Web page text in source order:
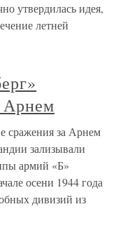
утвердилась идея,
летней
Арнем
сражения за Арнем
зализывали
армий «Б»
осени 1944 года
дивизий из